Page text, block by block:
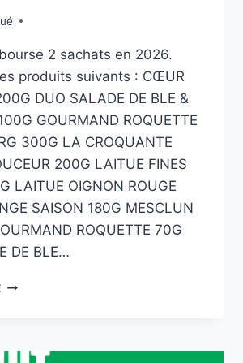
2 sachats en 2026.
produits suivants : CŒUR
DUO SALADE DE BLE &
GOURMAND ROQUETTE
300G LA CROQUANTE
200G LAITUE FINES
LAITUE OIGNON ROUGE
SAISON 180G MESCLUN
ROQUETTE 70G
DE BLE…
DEUX
100%